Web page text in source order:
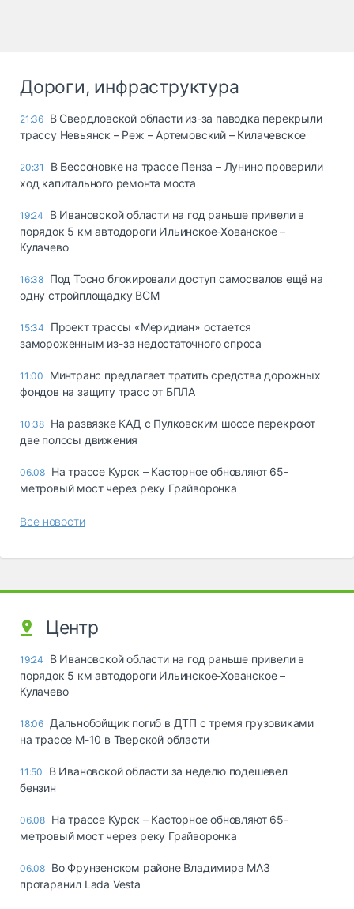
Дороги, инфраструктура
21:36 В Свердловской области из-за паводка перекрыли
трассу Невьянск – Реж – Артемовский – Килачевское
20:31
В Бессоновке на трассе Пенза – Лунино проверили
ход капитального ремонта моста
19:24
В Ивановской области на год раньше привели в
порядок 5 км автодороги Ильинское-Хованское –
Кулачево
16:38 Под Тосно блокировали доступ самосвалов ещё на
одну стройплощадку ВСМ
15:34
Проект трассы «Меридиан» остается
замороженным из-за недостаточного спроса
11:00
Минтранс предлагает тратить средства дорожных
фондов на защиту трасс от БПЛА
10:38 На развязке КАД с Пулковским шоссе перекроют
две полосы движения
06.08 На трассе Курск – Касторное обновляют 65-
метровый мост через реку Грайворонка
Все новости
Центр
19:24
В Ивановской области на год раньше привели в
порядок 5 км автодороги Ильинское-Хованское –
Кулачево
18:06 Дальнобойщик погиб в ДТП с тремя грузовиками
на трассе М-10 в Тверской области
11:50
В Ивановской области за неделю подешевел
бензин
06.08 На трассе Курск – Касторное обновляют 65-
метровый мост через реку Грайворонка
06.08 Во Фрунзенском районе Владимира МАЗ
протаранил Lada Vesta